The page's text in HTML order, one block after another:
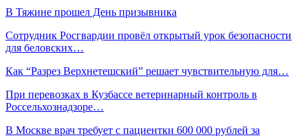
В Тяжине прошел День призывника
Сотрудник Росгвардии провёл открытый урок безопасности
для беловских…
Как “Разрез Верхнетешский” решает чувствительную для…
При перевозках в Кузбассе ветеринарный контроль в
Россельхознадзоре…
В Москве врач требует с пациентки 600 000 рублей за